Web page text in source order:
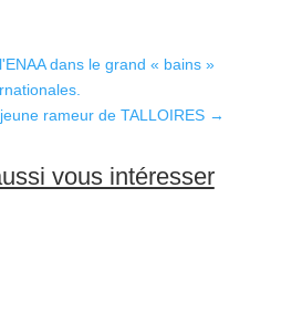
dans le grand « bains »
rameur de TALLOIRES →
vous intéresser